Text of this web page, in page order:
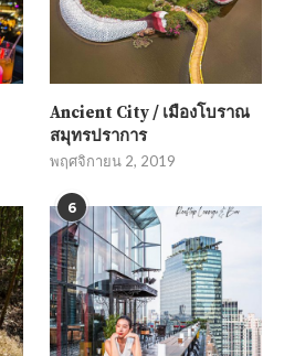
Ancient City / เมืองโบราณ
สมุทรปราการ
พฤศจิกายน 2, 2019
6